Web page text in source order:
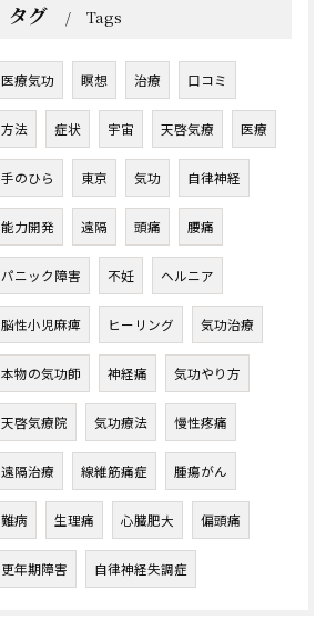
タグ Tags
医療気功 瞑想 治療 口コミ
方法 症状 宇宙 天啓気療 医療
手のひら 東京 気功 自律神経
能力開発 遠隔 頭痛 腰痛
パニック障害 不妊 ヘルニア
脳性小児麻痺 ヒーリング 気功治療
本物の気功師 神経痛 気功やり方
天啓気療院 気功療法 慢性疼痛
遠隔治療 線維筋痛症 腫瘍がん
難病 生理痛 心臓肥大 偏頭痛
更年期障害 自律神経失調症